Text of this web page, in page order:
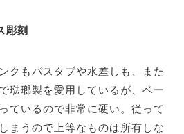
彫刻
クもバスタブや水差しも、また
琺瑯製を愛用しているが、ベー
ているので非常に硬い。従って
まうので上等なものは所有しな